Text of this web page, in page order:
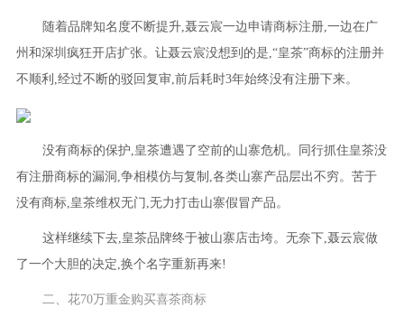
随着品牌知名度不断提升,聂云宸一边申请商标注册,一边在广
州和深圳疯狂开店扩张。让聂云宸没想到的是,“皇茶”商标的注册并
不顺利,经过不断的驳回复审,前后耗时3年始终没有注册下来。
没有商标的保护,皇茶遭遇了空前的山寨危机。同行抓住皇茶没
有注册商标的漏洞,争相模仿与复制,各类山寨产品层出不穷。苦于
没有商标,皇茶维权无门,无力打击山寨假冒产品。
这样继续下去,皇茶品牌终于被山寨店击垮。无奈下,聂云宸做
了一个大胆的决定,换个名字重新再来!
二、花70万重金购买喜茶商标